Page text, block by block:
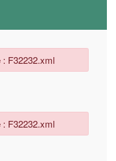
F32232.xml
F32232.xml